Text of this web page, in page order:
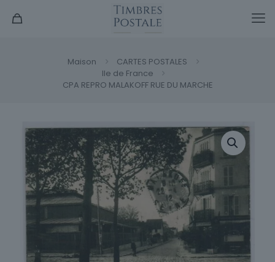
Maison
CARTES POSTALES
Ile de France
CPA REPRO MALAKOFF RUE DU MARCHE